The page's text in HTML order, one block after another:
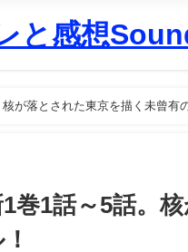
と感想
が落とされた東京を描く未曾有
巻1話～5話。